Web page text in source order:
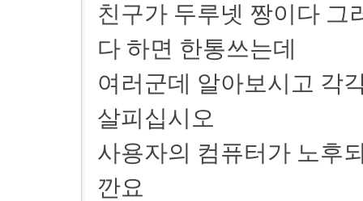
친구가 두루넷 짱이다 그
다 하면 한통쓰는데
여러군데 알아보시고 각
살피십시오
사용자의 컴퓨터가 노후
깐요